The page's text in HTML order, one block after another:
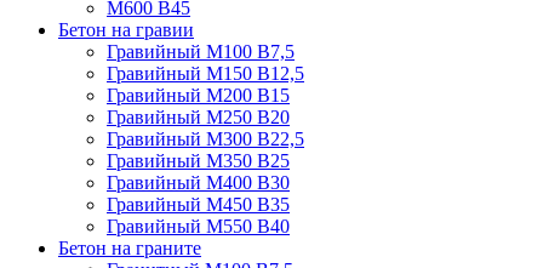
М600 В45
Бетон на гравии
Гравийный М100 В7,5
Гравийный М150 В12,5
Гравийный М200 В15
Гравийный М250 В20
Гравийный М300 В22,5
Гравийный М350 В25
Гравийный М400 В30
Гравийный М450 В35
Гравийный М550 В40
Бетон на граните